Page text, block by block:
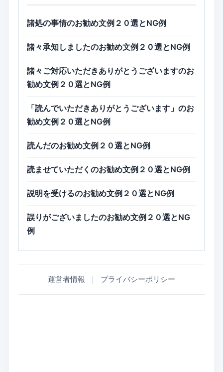
諸処の事情のお勧め文例２０選とNG例
諸々承知しましたのお勧め文例２０選とNG例
諸々ご対応いただきありがとうございますのお
勧め文例２０選とNG例
「読んでいただきありがとうございます」のお
勧め文例２０選とNG例
読んだのお勧め文例２０選とNG例
読ませていただくのお勧め文例２０選とNG例
説明を受けるのお勧め文例２０選とNG例
誤りがございましたのお勧め文例２０選とNG
例
運営者情報 ｜ プライバシーポリシー